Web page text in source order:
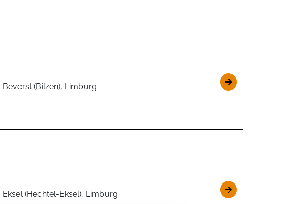
Beverst (Bilzen), Limburg
Eksel (Hechtel-Eksel), Limburg